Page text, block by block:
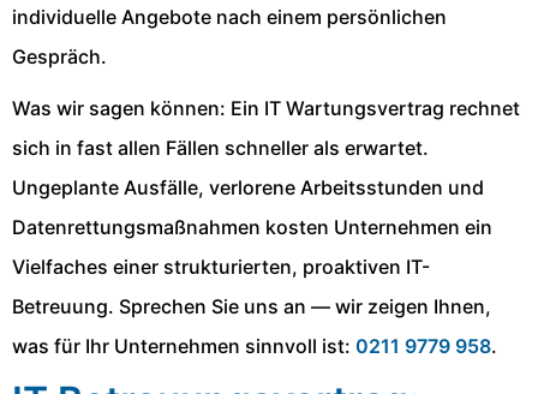
individuelle Angebote nach einem persönlichen
Gespräch.
Was wir sagen können: Ein IT Wartungsvertrag rechnet
sich in fast allen Fällen schneller als erwartet.
Ungeplante Ausfälle, verlorene Arbeitsstunden und
Datenrettungsmaßnahmen kosten Unternehmen ein
Vielfaches einer strukturierten, proaktiven IT-
Betreuung. Sprechen Sie uns an — wir zeigen Ihnen,
was für Ihr Unternehmen sinnvoll ist: 0211 9779 958.